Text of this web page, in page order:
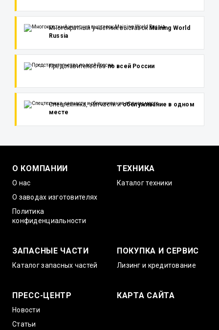
Многократный участник выставок Maining World
Russia
Представительствапо всей России
Спецтехника, запчасти иобслуживание в одном
месте
О КОМПАНИИ
О нас
О заводах изготовителях
Политика
конфиденциальности
ТЕХНИКА
Каталог техники
ЗАПАСНЫЕ ЧАСТИ
Каталог запасных частей
ПОКУПКА И СЕРВИС
Лизинг и кредитование
ПРЕСС-ЦЕНТР
Новости
Статьи
КАРТА САЙТА